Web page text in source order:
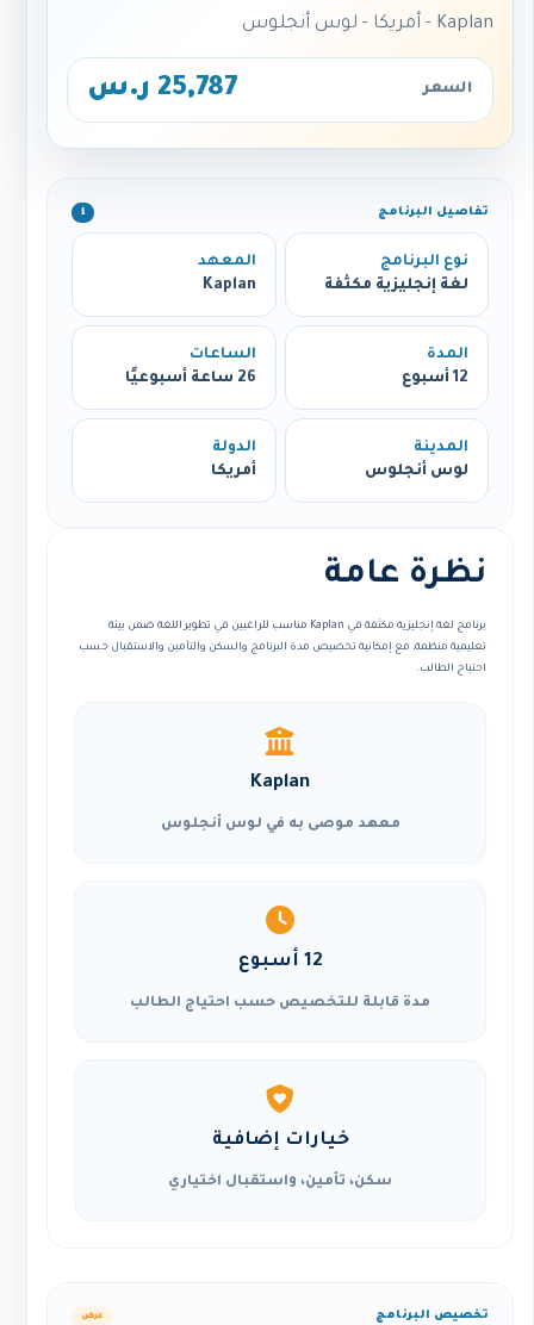
Kaplan - أمريكا - لوس أنجلوس
السعر 25,787 ر.س
تفاصيل البرنامج ℹ️
نوع البرنامج
لغة إنجليزية مكثفة
المعهد
Kaplan
المدة
12 أسبوع
الساعات
26 ساعة أسبوعيًا
المدينة
لوس أنجلوس
الدولة
أمريكا
نظرة عامة
برنامج لغة إنجليزية مكثفة في Kaplan مناسب للراغبين في تطوير اللغة ضمن بيئة
تعليمية منظمة، مع إمكانية تخصيص مدة البرنامج والسكن والتأمين والاستقبال حسب
احتياج الطالب.
Kaplan
معهد موصى به في لوس أنجلوس
12 أسبوع
مدة قابلة للتخصيص حسب احتياج الطالب
خيارات إضافية
سكن، تأمين، واستقبال اختياري
تخصيص البرنامج عرض